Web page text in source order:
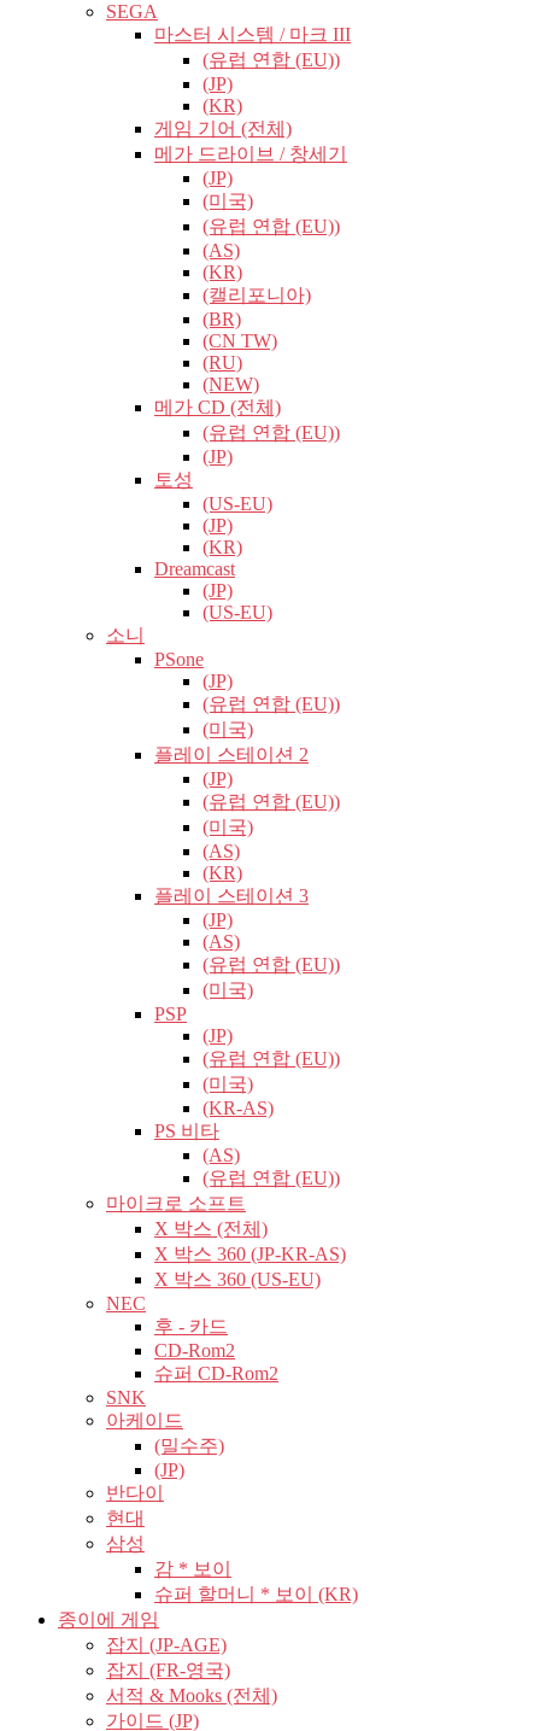
SEGA
마스터 시스템 / 마크 III
(유럽​​ 연합 (EU))
(JP)
(KR)
게임 기어 (전체)
메가 드라이브 / 창세기
(JP)
(미국)
(유럽​​ 연합 (EU))
(AS)
(KR)
(캘리포니아)
(BR)
(CN TW)
(RU)
(NEW)
메가 CD (전체)
(유럽​​ 연합 (EU))
(JP)
토성
(US-EU)
(JP)
(KR)
Dreamcast
(JP)
(US-EU)
소니
PSone
(JP)
(유럽​​ 연합 (EU))
(미국)
플레이 스테이션 2
(JP)
(유럽​​ 연합 (EU))
(미국)
(AS)
(KR)
플레이 스테이션 3
(JP)
(AS)
(유럽​​ 연합 (EU))
(미국)
PSP
(JP)
(유럽​​ 연합 (EU))
(미국)
(KR-AS)
PS 비타
(AS)
(유럽​​ 연합 (EU))
마이크로 소프트
X 박스 (전체)
X 박스 360 (JP-KR-AS)
X 박스 360 (US-EU)
NEC
후 - 카드
CD-Rom2
슈퍼 CD-Rom2
SNK
아케이드
(밀수주)
(JP)
반다이
현대
삼성
감 * 보이
슈퍼 할머니 * 보이 (KR)
종이에 게임
잡지 (JP-AGE)
잡지 (FR-영국)
서적 & Mooks (전체)
가이드 (JP)